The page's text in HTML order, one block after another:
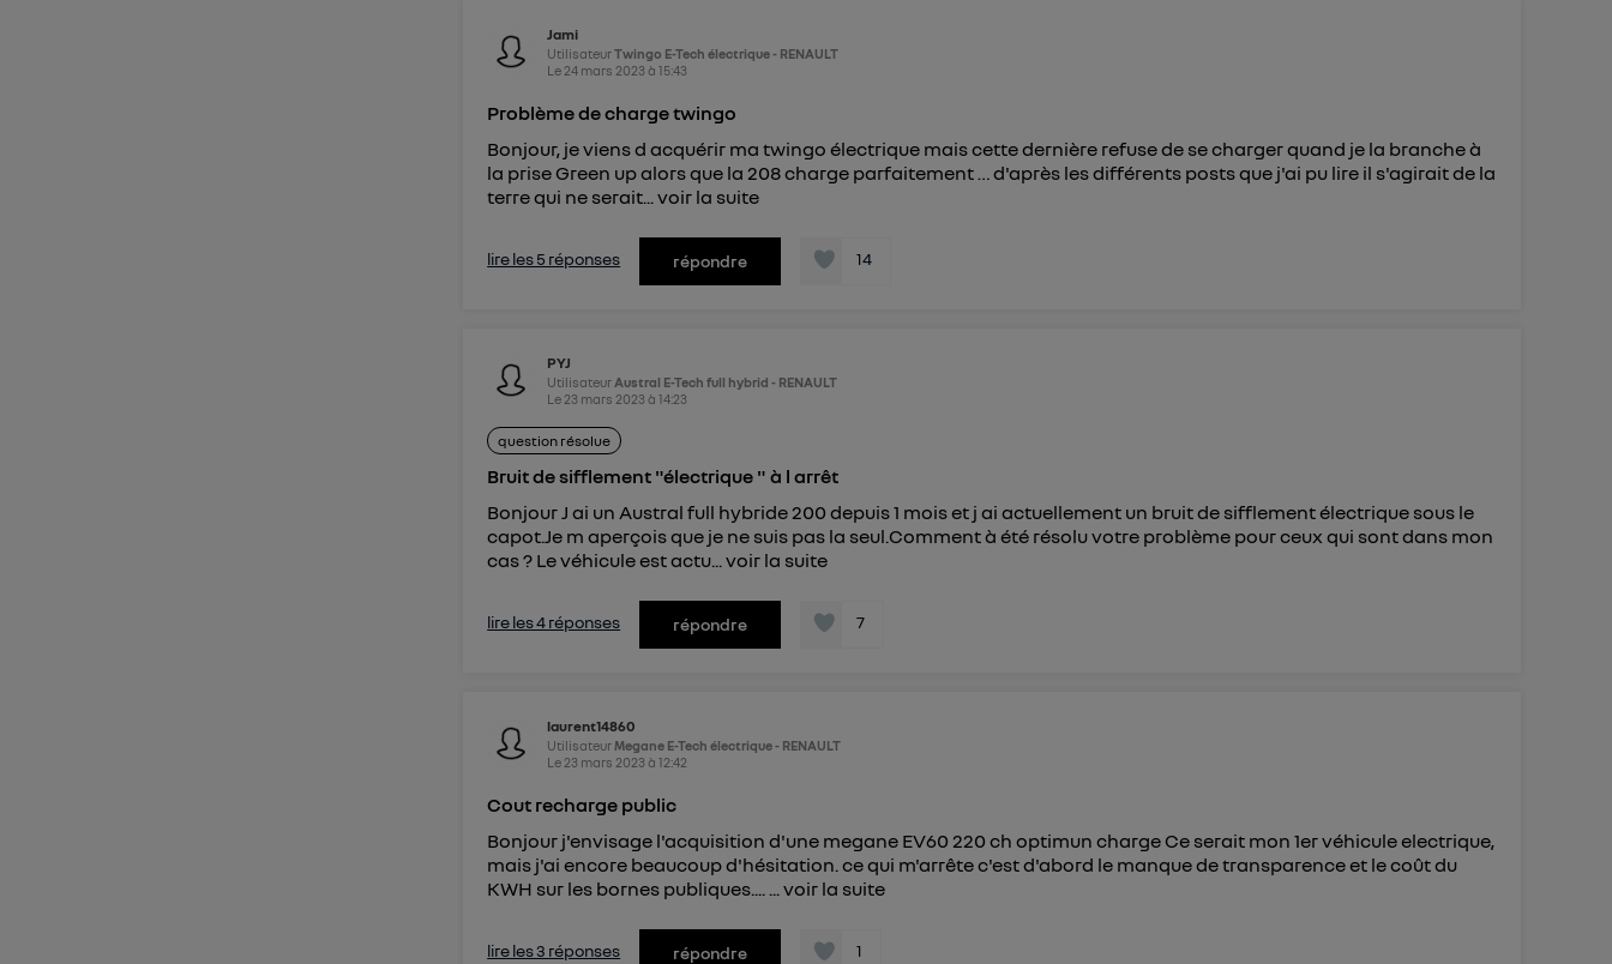
Jami
UtilisateurTwingo E-Tech électrique - RENAULT
Le 24 mars 2023 à15:43
Problème de charge twingo
Bonjour, je viens d acquérir ma twingo électrique mais cette dernière refuse de se charger quand je la branche à
la prise Green up alors que la 208 charge parfaitement … d'après les différents posts que j'ai pu lire il s'agirait de la
terre qui ne serait...voir la suite
lire les 5 réponses répondre 14
PYJ
Utilisateur Austral E-Tech full hybrid - RENAULT
Le 23 mars 2023 à14:23
question résolue
Bruit de sifflement "électrique " à l arrêt
Bonjour J ai un Austral full hybride 200 depuis 1 mois et j ai actuellement un bruit de sifflement électrique sous le
capot.Je m aperçois que je ne suis pas la seul.Comment à été résolu votre problème pour ceux qui sont dans mon
cas ? Le véhicule est actu...voir la suite
lire les 4 réponses répondre 7
laurent14860
Utilisateur Megane E-Tech électrique - RENAULT
Le 23 mars 2023 à12:42
Cout recharge public
Bonjour j'envisage l'acquisition d'une megane EV60 220 ch optimun charge Ce serait mon 1er véhicule electrique,
mais j'ai encore beaucoup d'hésitation. ce qui m'arrête c'est d'abord le manque de transparence et le coût du
KWH sur les bornes publiques.... ...voir la suite
lire les 3 réponses répondre 1
") ou via la page « gérer Utiq » en bas de ce site. Pour plus
d'informations, veuillez consulter